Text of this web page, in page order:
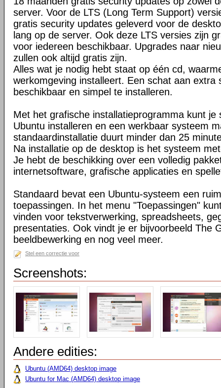
server. Voor de LTS (Long Term Support)
gratis security updates geleverd voor de
lang op de server. Ook deze LTS versies zijn
voor iedereen beschikbaar. Upgrades naar
zullen ook altijd gratis zijn.
Alles wat je nodig hebt staat op één cd,
werkomgeving installeert. Een schat aan extra
beschikbaar en simpel te installeren.
Met het grafische installatieprogramma kunt je
Ubuntu installeren en een werkbaar systeem
standaardinstallatie duurt minder dan 25
Na installatie op de desktop is het systeem
Je hebt de beschikking over een volledig
internetsoftware, grafische applicaties en
Standaard bevat een Ubuntu-systeem een
toepassingen. In het menu "Toepassingen"
vinden voor tekstverwerking, spreadsheets,
presentaties. Ook vindt je er bijvoorbeeld The
beeldbewerking en nog veel meer.
Stel een correctie voor
Screenshots:
Andere edities:
Ubuntu (AMD64) desktop image
Ubuntu for Mac (AMD64) desktop image